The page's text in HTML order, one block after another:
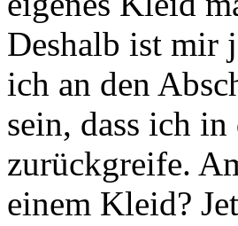
Deshalb ist mir
ich an den
sein, dass ich
zurückgreife.
einem Kleid?